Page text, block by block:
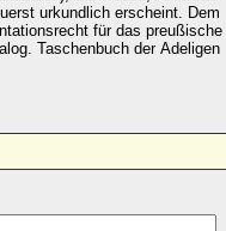
urkundlich erscheint. Dem
für das preußische